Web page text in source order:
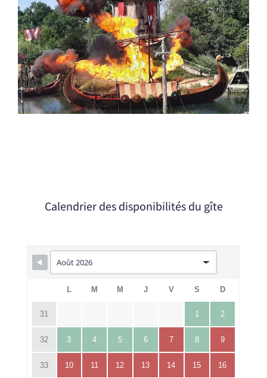
Calendrier des disponibilités du gîte
L M M J V S D
31 1 2
32 3 4 5 6 7 8 9
33 10 11 12 13 14 15 16